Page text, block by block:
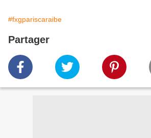
#fxgpariscaraibe
Partager